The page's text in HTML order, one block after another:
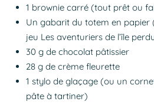
1 brownie carré (tout prêt ou
Un gabarit du totem en papier
jeu Les aventuriers de l’île
30 g de chocolat pâtissier
28 g de crème fleurette
1 stylo de glaçage (ou un
pâte à tartiner)